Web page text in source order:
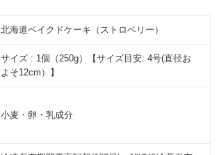
北海道ベイクドケーキ（ストロベリー）
サイズ : 1個（250g）【サイズ目安: 4号(直径お
よそ12cm）】
小麦・卵・乳成分